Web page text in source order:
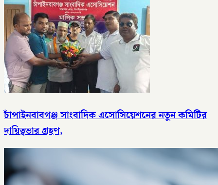
চাঁপাইনবাবগঞ্জ সাংবাদিক এসোসিয়েশনের নতুন কমিটির
দায়িত্বভার গ্রহণ,